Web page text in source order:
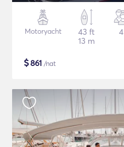
Motoryacht
43 ft
13 m
4
$861 /nat